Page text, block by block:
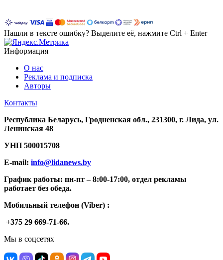
Нашли в тексте ошибку? Выделите её, нажмите Ctrl + Enter
Информация
О нас
Реклама и подписка
Авторы
Контакты
Республика Беларусь, Гродненская обл., 231300, г. Лида, ул.
Ленинская 48
УНП 500015708
E-mail: info@lidanews.by
График работы: пн-пт –8:00-17:00, отдел рекламы
работает без обеда.
Мобильный телефон (Viber) :
+375 29 669-71-66.
Мы в соцсетях